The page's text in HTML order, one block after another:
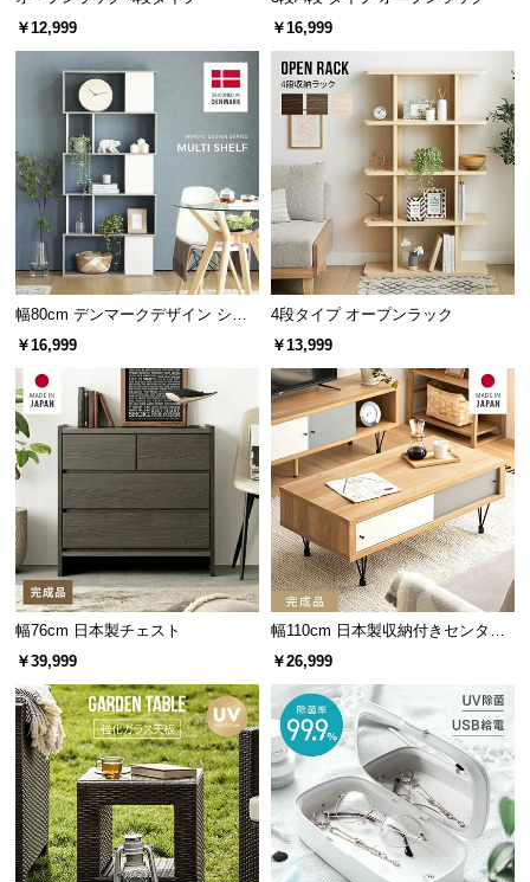
中
型
の
配
送
に
つ
い
て
小
型
配
に
つ
い
て
開
梱
設
置
サ
ー
ビ
横幅 奥行き 高さ
約79.5㎝ 約40㎝
重厚感のある板の厚み
しっかりとした厚みのある板で構成されたラック
は、置くだけで重厚感のある雰囲気を演出すること
ができます。
￥12,999
￥16,999
幅80cm デンマークデザイン シェ
ルフ
￥16,999
4段タイプ オープンラック
￥13,999
幅76cm 日本製チェスト
￥39,999
幅110cm 日本製収納付きセンター
テーブル TCT-007
￥26,999